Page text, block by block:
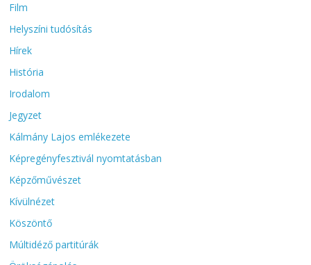
Film
Helyszíni tudósítás
Hírek
História
Irodalom
Jegyzet
Kálmány Lajos emlékezete
Képregényfesztivál nyomtatásban
Képzőművészet
Kívülnézet
Köszöntő
Múltidéző partitúrák